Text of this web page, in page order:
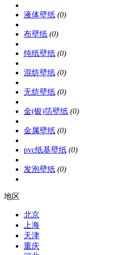
液体壁纸 (0)
布壁纸 (0)
纯纸壁纸 (0)
混纺壁纸 (0)
无纺壁纸 (0)
金(银)箔壁纸 (0)
金属壁纸 (0)
pvc纸基壁纸 (0)
发泡壁纸 (0)
地区
北京
上海
天津
重庆